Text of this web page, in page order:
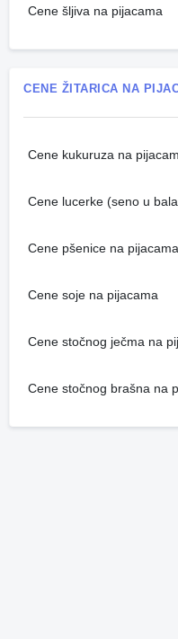
Cene šljiva na pijacama
CENE ŽITARICA NA
Cene kukuruza na
Cene lucerke (seno u
Cene pšenice na pijacama
Cene soje na pijacama
Cene stočnog ječma na
Cene stočnog brašna na